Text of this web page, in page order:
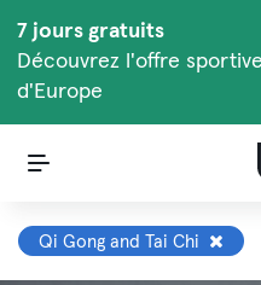
7 jours gratuits
Découvrez l'offre
d'Europe
Qi Gong and Tai Chi